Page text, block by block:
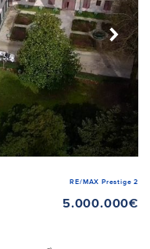
RE/MAX Prestige 2
5.000.000€